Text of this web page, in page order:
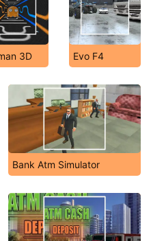
3D Evo F4
Bank Atm Simulator